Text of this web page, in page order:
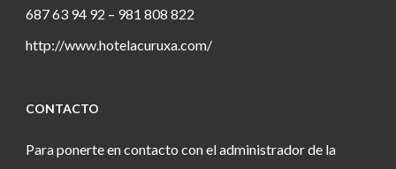
687 63 94 92 – 981 808 822
http://www.hotelacuruxa.com/
CONTACTO
Para ponerte en contacto con el administrador de la